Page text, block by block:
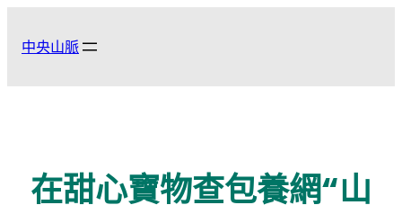
中央山脈
在甜心寶物查包養網“山